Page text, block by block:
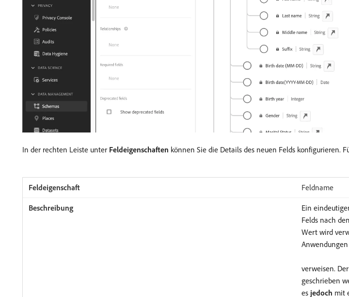
In der rechten Leiste unter Feldeigenschaften können Sie die Details des neuen Felds konfigurieren.
Feldname
Ein
Felds nach
Wert wird
verweisen.
geschrieben
es jedoch mit